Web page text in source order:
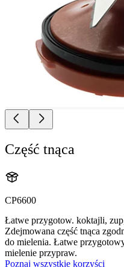
Część tnąca
CP6600
Łatwe przygotow. koktajli,
Zdejmowana część tnąca
do mielenia. Łatwe
mielenie przypraw.
Poznaj wszystkie korzyści